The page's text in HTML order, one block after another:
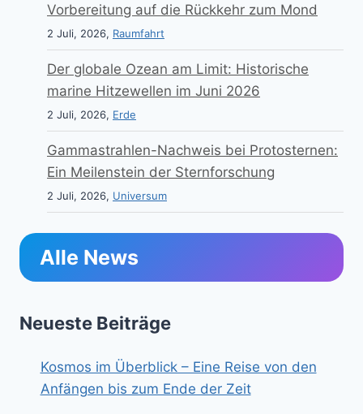
Vorbereitung auf die Rückkehr zum Mond
2 Juli, 2026, Raumfahrt
Der globale Ozean am Limit: Historische
marine Hitzewellen im Juni 2026
2 Juli, 2026, Erde
Gammastrahlen-Nachweis bei Protosternen:
Ein Meilenstein der Sternforschung
2 Juli, 2026, Universum
Alle News
Neueste Beiträge
Kosmos im Überblick – Eine Reise von den
Anfängen bis zum Ende der Zeit